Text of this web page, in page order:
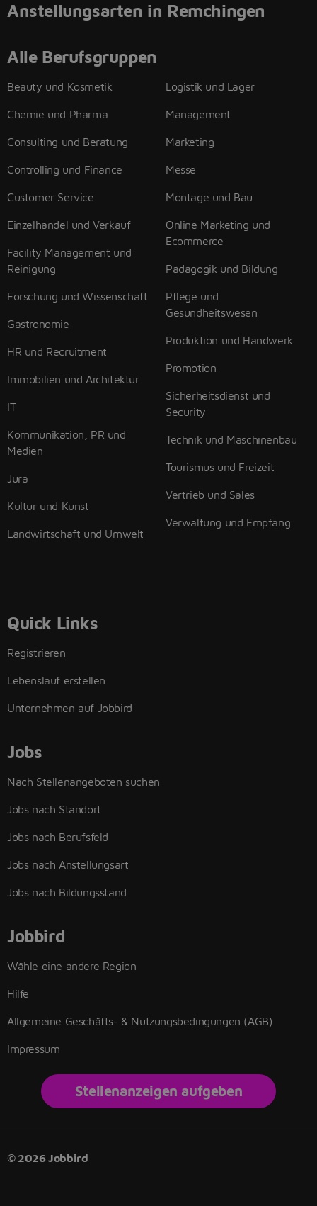
Anstellungsarten in Remchingen
Alle Berufsgruppen
Beauty und Kosmetik
Chemie und Pharma
Consulting und Beratung
Controlling und Finance
Customer Service
Einzelhandel und Verkauf
Facility Management und
Reinigung
Forschung und Wissenschaft
Gastronomie
HR und Recruitment
Immobilien und Architektur
IT
Kommunikation, PR und
Medien
Jura
Kultur und Kunst
Landwirtschaft und Umwelt
Logistik und Lager
Management
Marketing
Messe
Montage und Bau
Online Marketing und
Ecommerce
Pädagogik und Bildung
Pflege und
Gesundheitswesen
Produktion und Handwerk
Promotion
Sicherheitsdienst und
Security
Technik und Maschinenbau
Tourismus und Freizeit
Vertrieb und Sales
Verwaltung und Empfang
Quick Links
Registrieren
Lebenslauf erstellen
Unternehmen auf Jobbird
Jobs
Nach Stellenangeboten suchen
Jobs nach Standort
Jobs nach Berufsfeld
Jobs nach Anstellungsart
Jobs nach Bildungsstand
Jobbird
Wähle eine andere Region
Hilfe
Allgemeine Geschäfts- & Nutzungsbedingungen (AGB)
Impressum
Stellenanzeigen aufgeben
© 2026 Jobbird